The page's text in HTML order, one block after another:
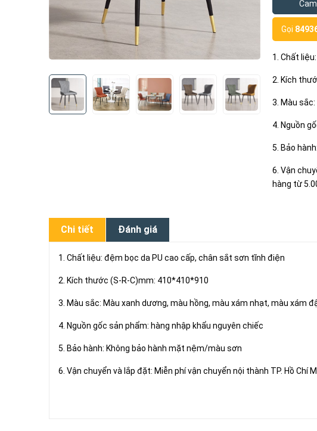
Gọi
1. Chất
2. Kích
3. Màu
4. Nguồn
5. Bảo
6. Vận
hàng từ
Chi tiết Đánh giá
1. Chất liệu: đệm bọc da PU cao cấp, chân sắt sơn tĩnh điện
2. Kích thước (S-R-C)mm: 410*410*910
3. Màu sắc: Màu xanh dương, màu hồng, màu xám nhạt, màu xám
4. Nguồn gốc sản phẩm: hàng nhập khẩu nguyên chiếc
5. Bảo hành: Không bảo hành mặt nệm/màu sơn
6. Vận chuyển và lắp đặt: Miễn phí vận chuyển nội thành TP. Hồ Chí